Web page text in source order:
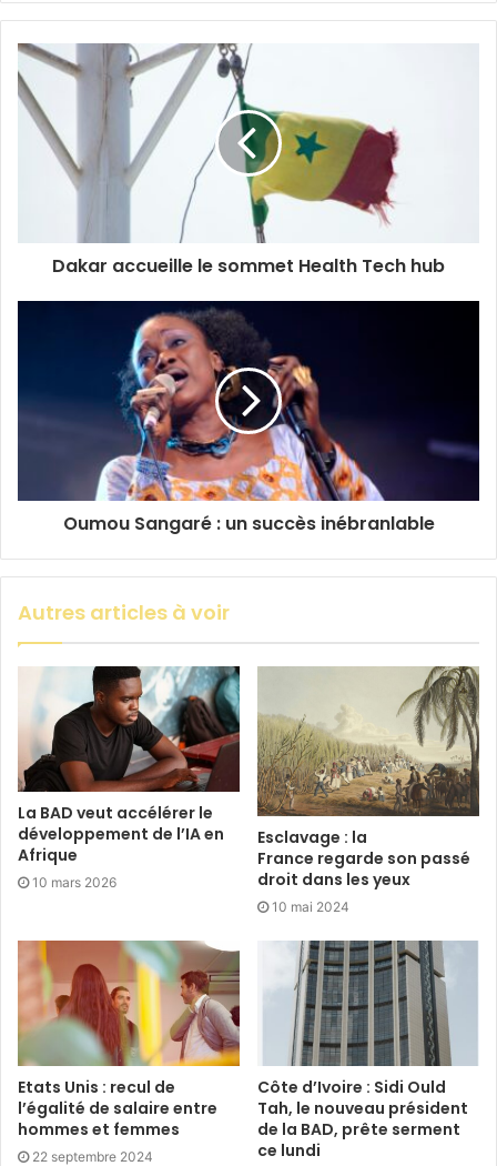
Dakar accueille le sommet Health Tech hub
Oumou Sangaré : un succès inébranlable
Autres articles à voir
La BAD veut accélérer le
développement de l’IA en
Afrique
10 mars 2026
Esclavage : la
France regarde son passé
droit dans les yeux
10 mai 2024
Etats Unis : recul de
l’égalité de salaire entre
hommes et femmes
22 septembre 2024
Côte d’Ivoire : Sidi Ould
Tah, le nouveau président
de la BAD, prête serment
ce lundi